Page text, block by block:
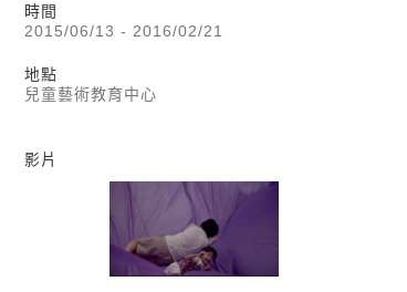
時間
2015/06/13 - 2016/02/21
地點
兒童藝術教育中心
影片